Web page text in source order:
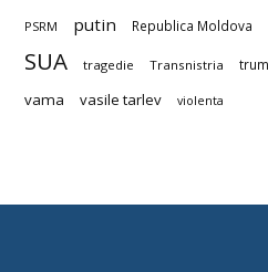
PSRM putin Republica Moldova
SUA tragedie Transnistria
vama vasile tarlev violenta